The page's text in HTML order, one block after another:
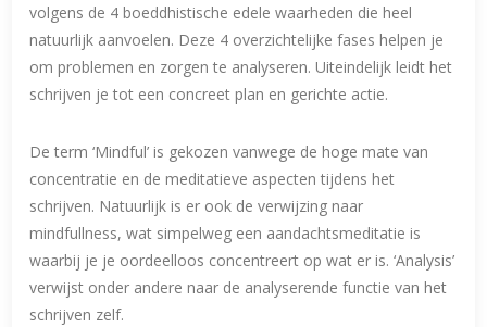
volgens de 4 boeddhistische edele waarheden die heel
natuurlijk aanvoelen. Deze 4 overzichtelijke fases helpen je
om problemen en zorgen te analyseren. Uiteindelijk leidt het
schrijven je tot een concreet plan en gerichte actie.
De term ‘Mindful’ is gekozen vanwege de hoge mate van
concentratie en de meditatieve aspecten tijdens het
schrijven. Natuurlijk is er ook de verwijzing naar
mindfullness, wat simpelweg een aandachtsmeditatie is
waarbij je je oordeelloos concentreert op wat er is. ‘Analysis’
verwijst onder andere naar de analyserende functie van het
schrijven zelf.